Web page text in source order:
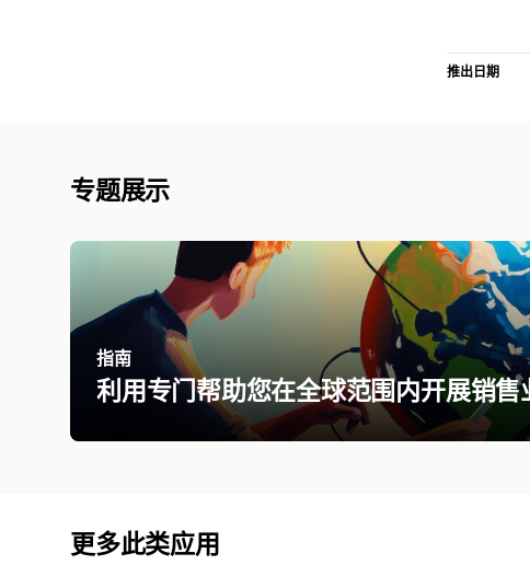
推出日期
专题展示
指南
利用专门帮助您在全球范围内开展销售
更多此类应用